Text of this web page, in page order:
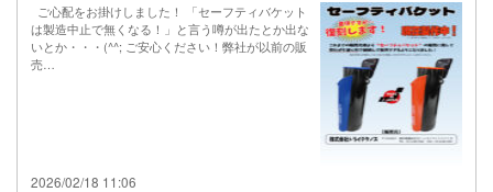
ご心配をお掛けしました！ 「セーフティバケット
は製造中止で無くなる！」と言う噂が出たとか出な
いとか・・・(^^; ご安心ください！弊社が以前の販
売…
2026/02/18 11:06